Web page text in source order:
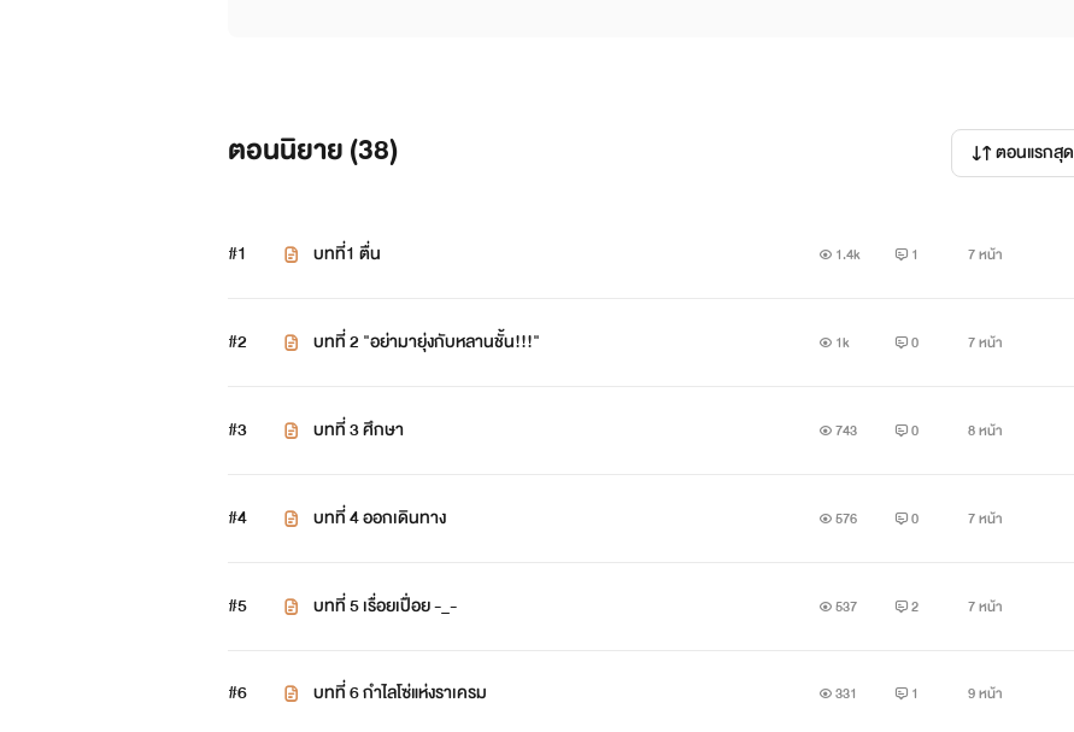
ทั้งสองมีอาณาเขตที่กว้างขวาง โดยมีอาณาจักรอันคราบาวคอยขั้นกลางระหว่างอัสครายและลูซิส
อาณาจักรขนาดใหญ่
อาณาจักรเทพอาณาจักรจอมมาร
3.อันคราบาว:ขั้นระหว่างกลางของอัสครายและลูซิส
4.นอทัมเบีย:
อยู่ทางตอนใต้ของอาณาจักรอัสคราย
7.เรเพอร์รัส:หมู่เกาะเล็กๆในมหาสมุท
ตอนนิยาย (38) ตอนแรกสุด
#1 บทที่1 ตื่น 1.4k 1 7 หน้า
#2 บทที่ 2 "อย่ามายุ่งกับหลานชั้น!!!" 1k 0 7 หน้า
#3 บทที่ 3 ศึกษา 743 0 8 หน้า
#4 บทที่ 4 ออกเดินทาง 576 0 7 หน้า
#5 บทที่ 5 เรื่อยเปื่อย -_- 537 2 7 หน้า
#6 บทที่ 6 กำไลโซ่แห่งราเครม 331 1 9 หน้า